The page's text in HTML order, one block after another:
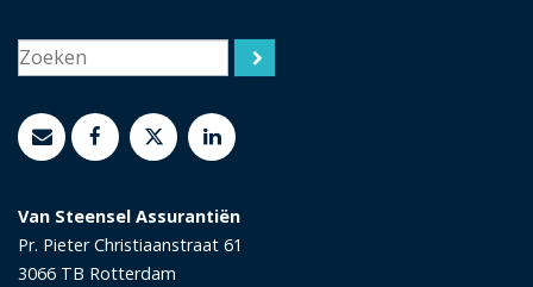
Van Steensel Assurantiën
Pr. Pieter Christiaanstraat 61
3066 TB Rotterdam